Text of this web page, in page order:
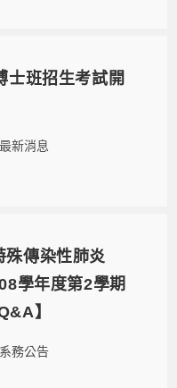
士班招生考試開
最新消息
傳染性肺炎
學年度第2學期
】
系務公告